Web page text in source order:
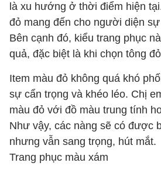
là xu hướng ở thời điểm hiện
đỏ mang đến cho người diện
Bên cạnh đó, kiểu trang phục
quả, đặc biệt là khi chọn tông
Item màu đỏ không quá khó
sự cẩn trọng và khéo léo. Chị
màu đỏ với đồ màu trung tính
Như vậy, các nàng sẽ có được
nhưng vẫn sang trọng, hút mắt.
Trang phục màu xám